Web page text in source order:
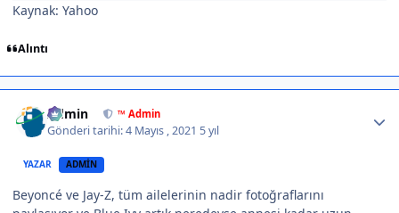
Kaynak: Yahoo
Alıntı
Admin ™ Admin
Gönderi tarihi:4 Mayıs , 2021 5 yıl
YAZAR ADMIN
Beyoncé ve Jay-Z, tüm ailelerinin nadir fotoğraflarını